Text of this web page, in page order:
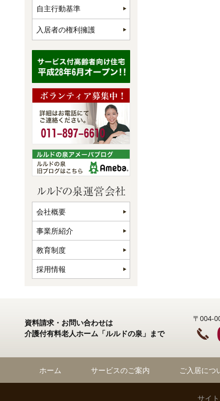
自主行動基準
入居者の権利擁護
会社概要
事業所紹介
教育制度
採用情報
資料請求・お問い合わせは
介護付有料老人ホーム「ルルドの泉」まで
〒004-
ホーム サービスのご案内 ご入居につ
サイ